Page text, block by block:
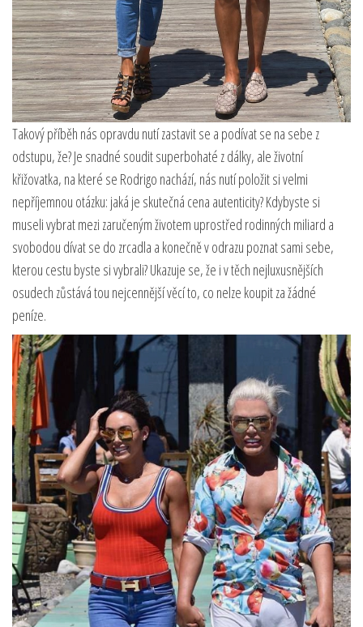
Takový příběh nás opravdu nutí zastavit se a podívat se na sebe z
odstupu, že? Je snadné soudit superbohaté z dálky, ale životní
křižovatka, na které se Rodrigo nachází, nás nutí položit si velmi
nepříjemnou otázku: jaká je skutečná cena autenticity? Kdybyste si
museli vybrat mezi zaručeným životem uprostřed rodinných miliard a
svobodou dívat se do zrcadla a konečně v odrazu poznat sami sebe,
kterou cestu byste si vybrali? Ukazuje se, že i v těch nejluxusnějších
osudech zůstává tou nejcennější věcí to, co nelze koupit za žádné
peníze.